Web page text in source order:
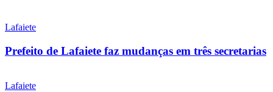
Lafaiete
Prefeito de Lafaiete faz mudanças em três secretarias
Lafaiete